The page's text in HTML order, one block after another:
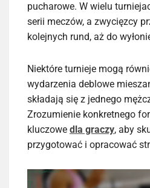
pucharowe. W wielu
serii meczów, a zwycięzcy
kolejnych rund, aż do
Niektóre turnieje mogą
wydarzenia deblowe
składają się z jednego
Zrozumienie konkretnego
kluczowe dla graczy, aby
przygotować i opracować